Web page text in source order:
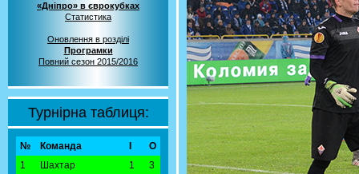
«Дніпро» в єврокубках
Статистика
Оновлення в розділі
Програмки
Повний сезон 2015/2016
Турнірна таблиця:
№ Команда
О
1
Шахтар 1
3